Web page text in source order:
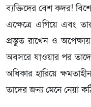
ব্যক্তিদের বেশ কদর!
এক্ষেত্রে এগিয়ে এবং
প্রস্তুত রাখেন ও
অবসরে যাওয়ার পর তাদের
অধিকার হারিয়ে
তাদের জন্য মেনে নেয়া